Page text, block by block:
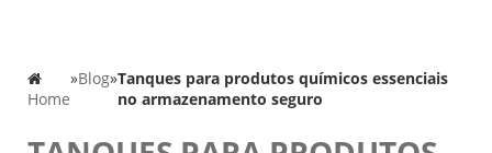
Home
»Blog»Tanques para produtos químicos essenciais
no armazenamento seguro